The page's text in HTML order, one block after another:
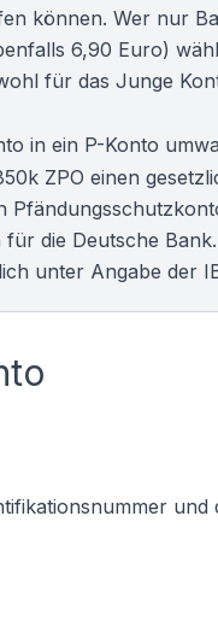
können. Wer nur
6,90 Euro)
für das Junge
in ein P-Konto
ZPO einen
die Deutsche
unter Angabe der